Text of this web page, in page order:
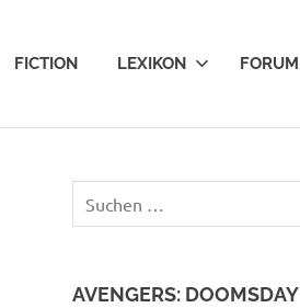
FICTION LEXIKON FORUM
nach:
AVENGERS: DOOMSDAY